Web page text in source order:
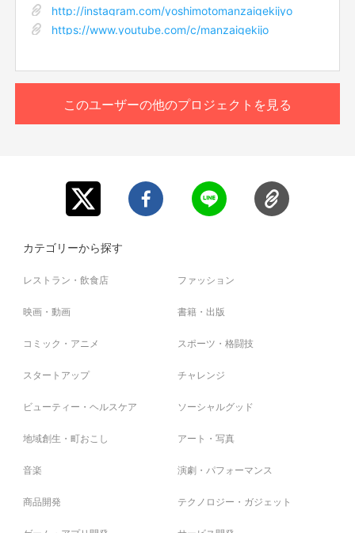
http://instagram.com/yoshimotomanzaigekijyo
https://www.youtube.com/c/manzaigekijo
このユーザーの他のプロジェクトを見る
カテゴリーから探す
レストラン・飲食店 ファッション
映画・動画 書籍・出版
コミック・アニメ スポーツ・格闘技
スタートアップ チャレンジ
ビューティー・ヘルスケア ソーシャルグッド
地域創生・町おこし アート・写真
音楽 演劇・パフォーマンス
商品開発 テクノロジー・ガジェット